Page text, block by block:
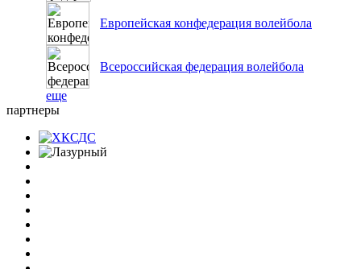
Европейская конфедерация волейбола
Всероссийская федерация волейбола
еще
партнеры